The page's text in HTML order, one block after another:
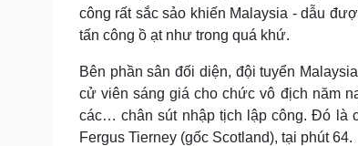
công rất sắc sảo khiến Malaysia - dẫu
tấn công ồ ạt như trong quá khứ.
Bên phần sân đối diện, đội tuyển
cử viên sáng giá cho chức vô địch năm
các… chân sút nhập tịch lập công. Đó là
Fergus Tierney (gốc Scotland), tại phút 64.